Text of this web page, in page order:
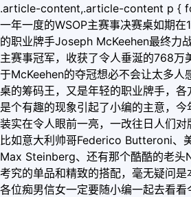
.article-content,.article-content p {
一年一度的WSOP主赛事决赛桌如期在
的职业牌手Joseph McKeehen最终力
主赛事冠军，收获了令人垂涎的768万
于McKeehen的夺冠想必不会让太多人
桌的筹码王，又是年轻的职业牌手，各
是个有趣的现象引起了小编的主意，
装实在令人眼前一亮，一改往日人们对
比如意大利帅哥Federico Butteroni、
Max Steinberg、还有那个酷酷的老头
考究的单品和精致的搭配，毫无疑问是
各位痴男信女一定要随小编一起去看